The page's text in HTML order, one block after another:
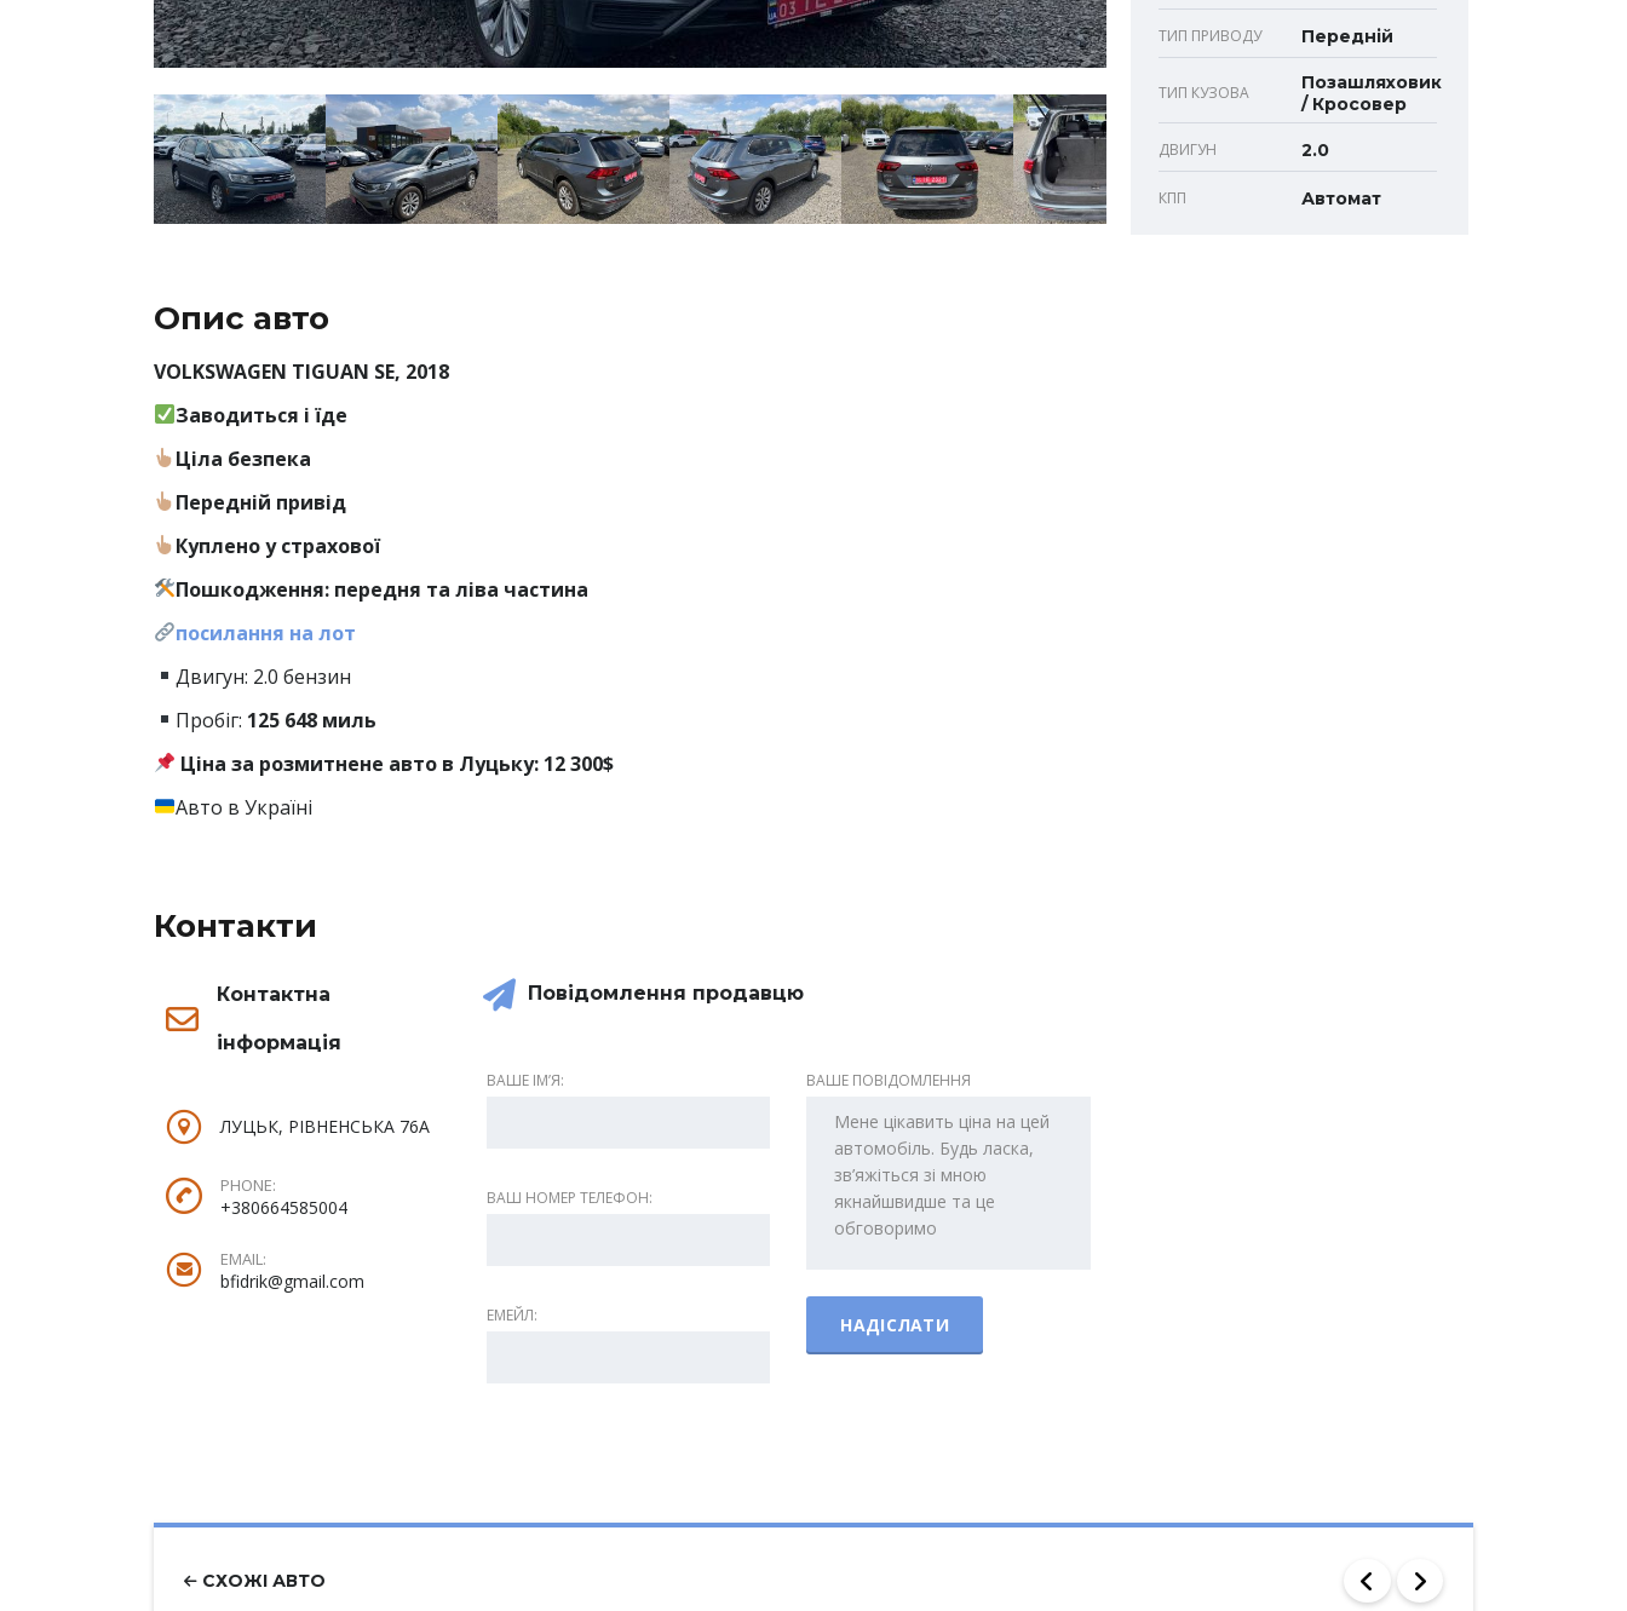
Опис авто
VOLKSWAGEN TIGUAN SE, 2018
Заводиться і їде
Ціла безпека
Передній привід
Куплено у страхової
Пошкодження: передня та ліва частина
посилання на лот
Двигун: 2.0 бензин
Пробіг: 125 648 миль
Ціна за розмитнене авто в Луцьку: 12 300$
Авто в Україні
Контакти
Контактна
інформація
ЛУЦЬК, РІВНЕНСЬКА 76А
PHONE:
+380664585004
EMAIL:
bfidrik@gmail.com
Повідомлення продавцю
ВАШЕ ІМʼЯ:
ВАШ НОМЕР ТЕЛЕФОН:
ЕМЕЙЛ:
ВАШЕ ПОВІДОМЛЕННЯ
ТИП ПРИВОДУ Передній
ТИП КУЗОВА
Позашляховик
/ Кросовер
ДВИГУН 2.0
КПП Автомат
СХОЖІ АВТО